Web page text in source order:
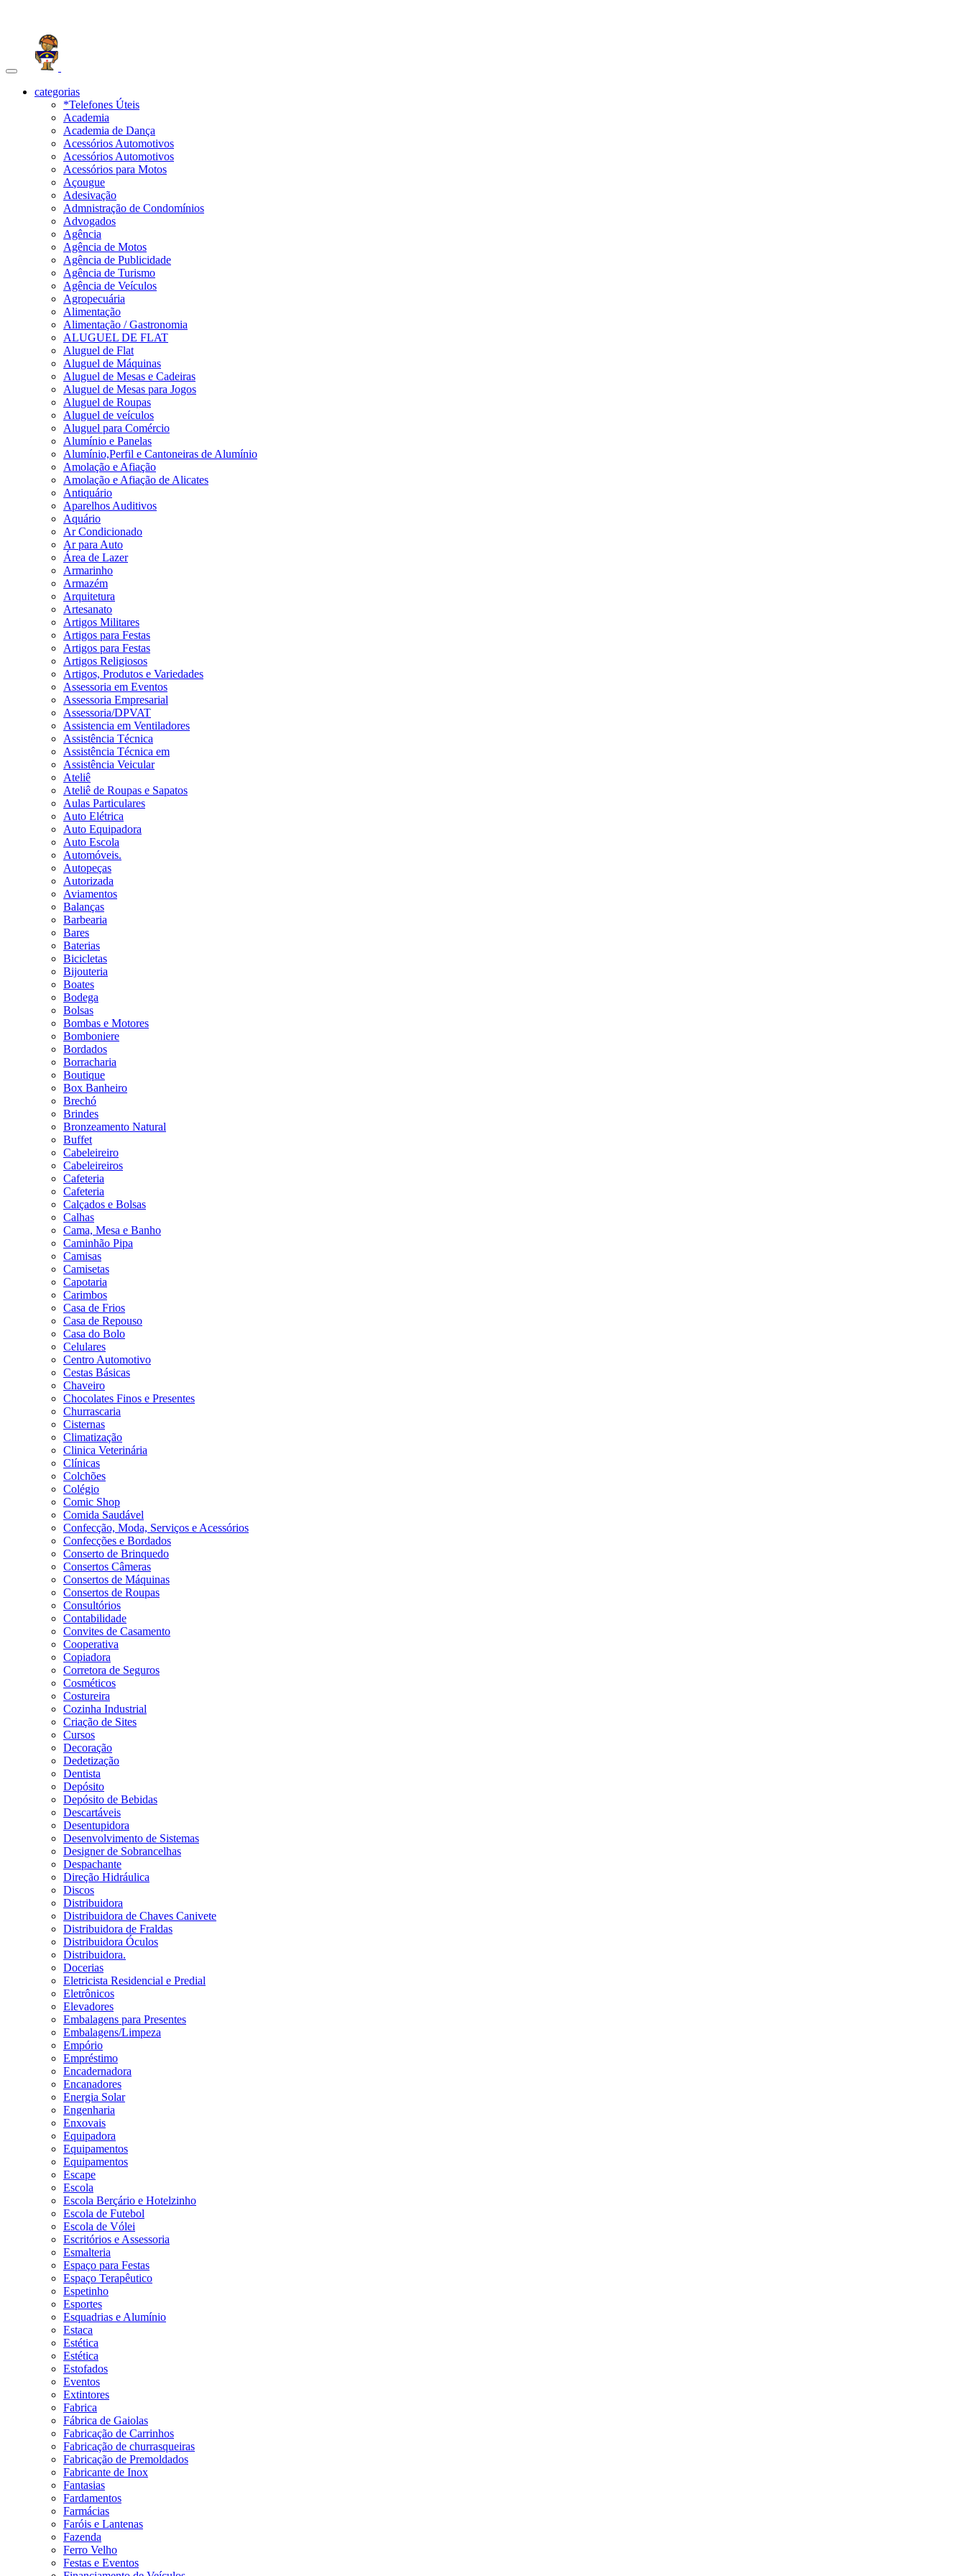
Toggle
navigationcategorias
*Telefones Úteis
Academia
Academia de Dança
Acessórios Automotivos
Acessórios Automotivos
Acessórios para Motos
Açougue
Adesivação
Admnistração de Condomínios
Advogados
Agência
Agência de Motos
Agência de Publicidade
Agência de Turismo
Agência de Veículos
Agropecuária
Alimentação
Alimentação / Gastronomia
ALUGUEL DE FLAT
Aluguel de Flat
Aluguel de Máquinas
Aluguel de Mesas e Cadeiras
Aluguel de Mesas para Jogos
Aluguel de Roupas
Aluguel de veículos
Aluguel para Comércio
Alumínio e Panelas
Alumínio,Perfil e Cantoneiras de Alumínio
Amolação e Afiação
Amolação e Afiação de Alicates
Antiquário
Aparelhos Auditivos
Aquário
Ar Condicionado
Ar para Auto
Área de Lazer
Armarinho
Armazém
Arquitetura
Artesanato
Artigos Militares
Artigos para Festas
Artigos para Festas
Artigos Religiosos
Artigos, Produtos e Variedades
Assessoria em Eventos
Assessoria Empresarial
Assessoria/DPVAT
Assistencia em Ventiladores
Assistência Técnica
Assistência Técnica em
Assistência Veicular
Ateliê
Ateliê de Roupas e Sapatos
Aulas Particulares
Auto Elétrica
Auto Equipadora
Auto Escola
Automóveis.
Autopeças
Autorizada
Aviamentos
Balanças
Barbearia
Bares
Baterias
Bicicletas
Bijouteria
Boates
Bodega
Bolsas
Bombas e Motores
Bomboniere
Bordados
Borracharia
Boutique
Box Banheiro
Brechó
Brindes
Bronzeamento Natural
Buffet
Cabeleireiro
Cabeleireiros
Cafeteria
Cafeteria
Calçados e Bolsas
Calhas
Cama, Mesa e Banho
Caminhão Pipa
Camisas
Camisetas
Capotaria
Carimbos
Casa de Frios
Casa de Repouso
Casa do Bolo
Celulares
Centro Automotivo
Cestas Básicas
Chaveiro
Chocolates Finos e Presentes
Churrascaria
Cisternas
Climatização
Clinica Veterinária
Clínicas
Colchões
Colégio
Comic Shop
Comida Saudável
Confecção, Moda, Serviços e Acessórios
Confecções e Bordados
Conserto de Brinquedo
Consertos Câmeras
Consertos de Máquinas
Consertos de Roupas
Consultórios
Contabilidade
Convites de Casamento
Cooperativa
Copiadora
Corretora de Seguros
Cosméticos
Costureira
Cozinha Industrial
Criação de Sites
Cursos
Decoração
Dedetização
Dentista
Depósito
Depósito de Bebidas
Descartáveis
Desentupidora
Desenvolvimento de Sistemas
Designer de Sobrancelhas
Despachante
Direção Hidráulica
Discos
Distribuidora
Distribuidora de Chaves Canivete
Distribuidora de Fraldas
Distribuidora Óculos
Distribuidora.
Docerias
Eletricista Residencial e Predial
Eletrônicos
Elevadores
Embalagens para Presentes
Embalagens/Limpeza
Empório
Empréstimo
Encadernadora
Encanadores
Energia Solar
Engenharia
Enxovais
Equipadora
Equipamentos
Equipamentos
Escape
Escola
Escola Berçário e Hotelzinho
Escola de Futebol
Escola de Vólei
Escritórios e Assessoria
Esmalteria
Espaço para Festas
Espaço Terapêutico
Espetinho
Esportes
Esquadrias e Alumínio
Estaca
Estética
Estética
Estofados
Eventos
Extintores
Fabrica
Fábrica de Gaiolas
Fabricação de Carrinhos
Fabricação de churrasqueiras
Fabricação de Premoldados
Fabricante de Inox
Fantasias
Fardamentos
Farmácias
Faróis e Lantenas
Fazenda
Ferro Velho
Festas e Eventos